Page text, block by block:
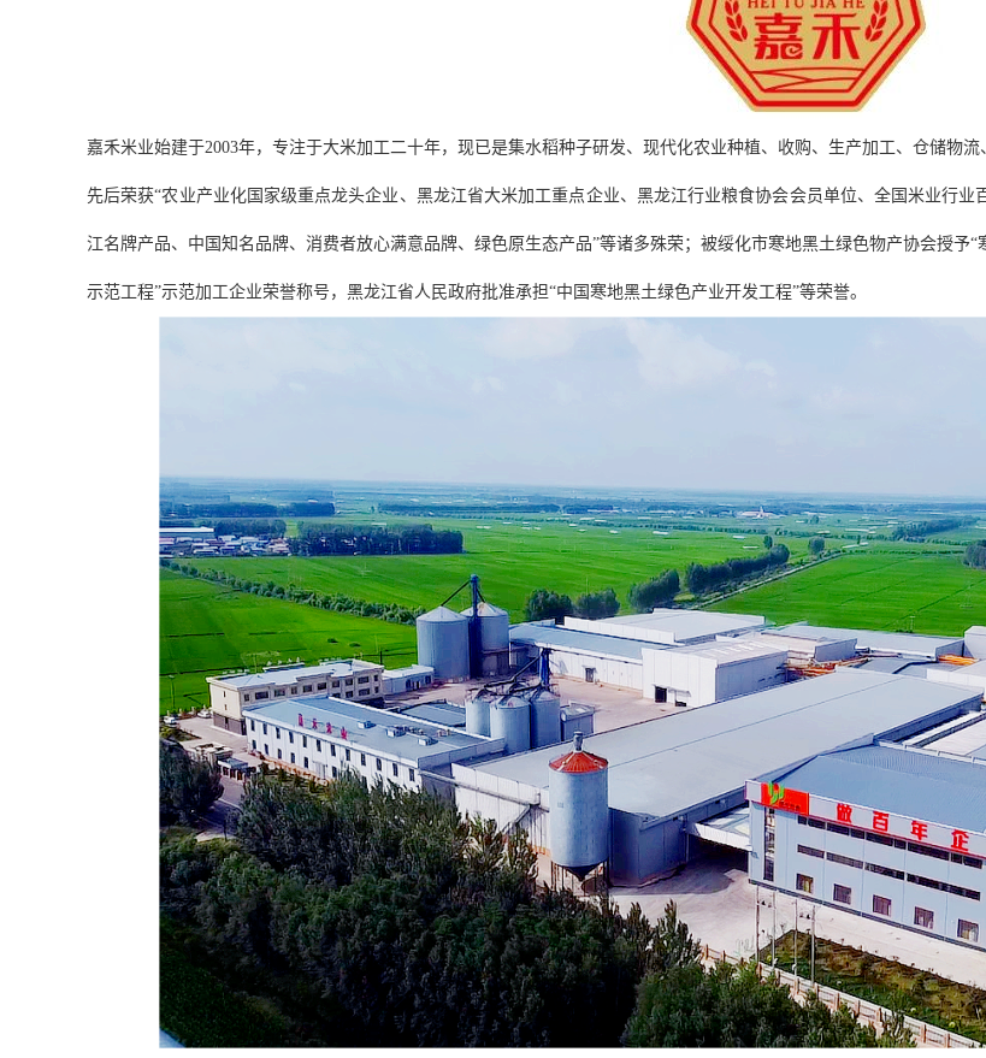
嘉禾米业始建于2003年，专注于大米加工二十年，现已是集水稻种子研发、现代化农业种植、收购、生产加工、仓储物
先后荣获“农业产业化国家级重点龙头企业、黑龙江省大米加工重点企业、黑龙江行业粮食协会会员单位、全国米业行
江名牌产品、中国知名品牌、消费者放心满意品牌、绿色原生态产品”等诸多殊荣；被绥化市寒地黑土绿色物产协会授予
示范工程”示范加工企业荣誉称号，黑龙江省人民政府批准承担“中国寒地黑土绿色产业开发工程”等荣誉。